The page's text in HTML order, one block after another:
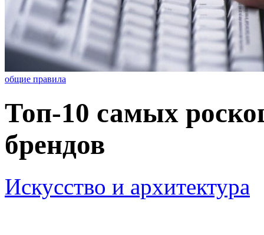
общие правила
Топ-10 самых
брендов
Искусство и архитектура